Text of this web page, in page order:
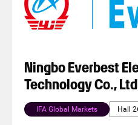
Ningbo Everbest
Technology Co.,
IFA Global Markets Hall